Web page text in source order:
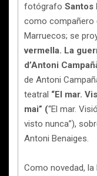
fotógrafo Santos
como compañero
Marruecos; se
vermella. La
d’Antoni
de Antoni
teatral “El mar.
mai” (“El mar.
visto nunca”),
Antoni Benaiges.
Como novedad,